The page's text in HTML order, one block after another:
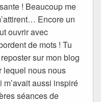
! Beaucoup me
Encore un
ouvrir avec
de mots ! Tu
sur mon blog
lequel nous nous
aussi inspiré
séances de